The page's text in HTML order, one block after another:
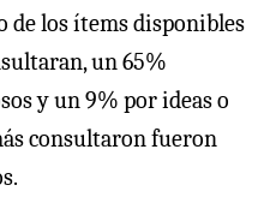
de los ítems disponibles
un 65%
y un 9% por ideas o
consultaron fueron